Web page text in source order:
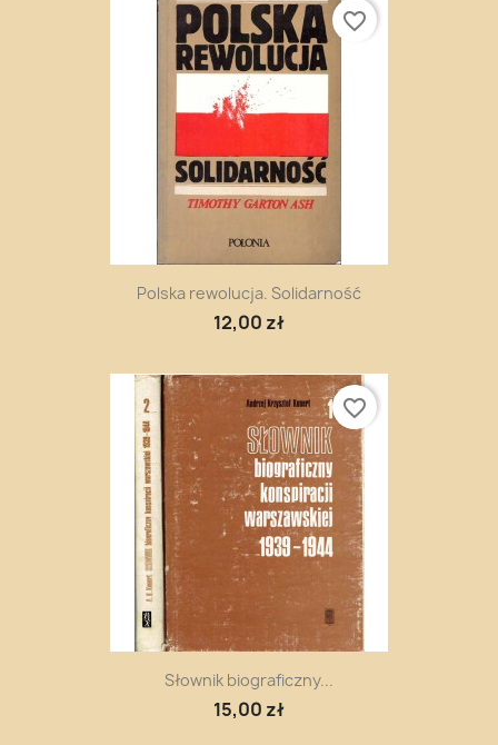
Polska rewolucja. Solidarność
12,00 zł
favorite_border
Słownik biograficzny...
15,00 zł
favorite_border